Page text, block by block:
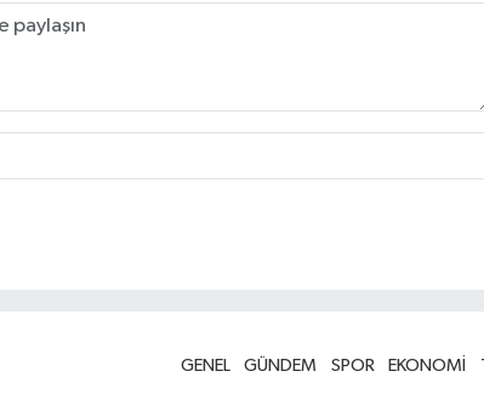
GENEL GÜNDEM SPOR EKONOMİ